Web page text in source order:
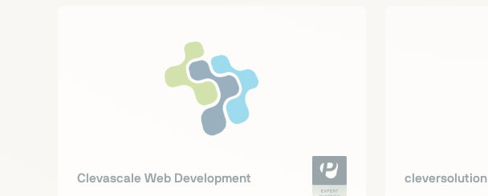
Clevascale Web Development cleversolution